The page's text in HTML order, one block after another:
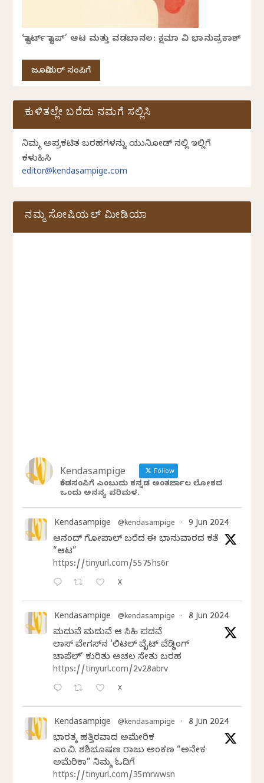
‘ಸ್ಟಾರ್ಟ್ ಸ್ಟಾಪ್’ ಆಟ ಮತ್ತು ವಡಬಾನಲ: ಕ್ಷಮಾ ವಿ ಭಾನುಪ್ರಕಾಶ್
ಜೂನಿಯರ್ ಸಂಪಿಗೆ
ಕುಳಿತಲ್ಲೇ ಬರೆದು ನಮಗೆ ಸಲ್ಲಿಸಿ
ನಿಮ್ಮ ಅಪ್ರಕಟಿತ ಬರಹಗಳನ್ನು ಯುನಿಕೋಡ್ ನಲ್ಲಿ ಇಲ್ಲಿಗೆ
ಕಳುಹಿಸಿ
editor@kendasampige.com
ನಮ್ಮ ಸೋಷಿಯಲ್‌ ಮೀಡಿಯಾ
Kendasampige Follow
ಕೆಂಡಸಂಪಿಗೆ ಎಂಬುದು ಕನ್ನಡ ಅಂತರ್ಜಾಲ ಲೋಕದ
ಒಂದು ಅನನ್ಯ ಪರಿಮಳ.
Kendasampige @kendasampige · 9 Jun 2024
ಆನಂದ್‌ ಗೋಪಾಲ್‌ ಬರೆದ ಈ ಭಾನುವಾರದ ಕತೆ
“ಆಟ”
https://tinyurl.com/5575hs6r
X
Kendasampige @kendasampige · 8 Jun 2024
ಮದುವೆ ಮದುವೆ ಆ ಸಿಹಿ ಪದವೆ
ಲಾಸ್‌ ವೇಗಸ್‌ನ ‘ಲಿಟಲ್ ವೈಟ್ ವೆಡ್ಡಿಂಗ್
ಚಾಪೆಲ್’ ಕುರಿತು ಅಚಲ ಸೇತು ಬರಹ
https://tinyurl.com/2v28abrv
X
Kendasampige @kendasampige · 8 Jun 2024
ಭಾರತಕ್ಕೆ ಹತ್ತಿರವಾದ ಅಮೇರಿಕ
ಎಂ.ವಿ. ಶಶಿಭೂಷಣ ರಾಜು ಅಂಕಣ “ಅನೇಕ
ಅಮೆರಿಕಾ” ನಿಮ್ಮ ಓದಿಗೆ
https://tinyurl.com/35mrwwsn